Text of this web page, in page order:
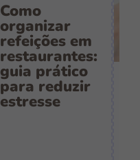
Como
organizar
refeições em
restaurantes:
guia prático
para reduzir
estresse